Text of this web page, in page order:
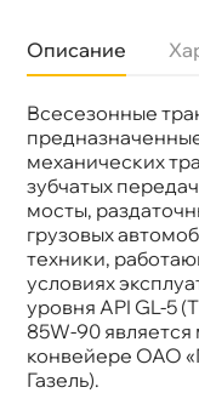
Описание
сесезонные
механических
зубчатых
мосты,
рузовых
техники,
условиях
уровня API GL-5
85W-90
конвейере ОАО
Газель).
язкость
Тип масла
Допуски
Объем
Артикул